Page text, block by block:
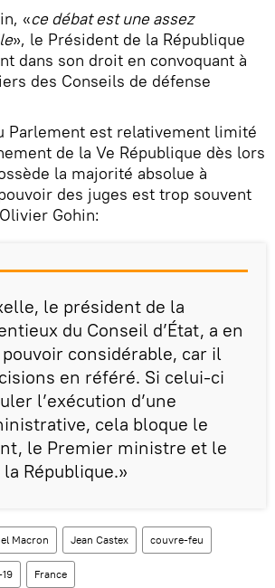
«ce débat est une assez
», le Président de la République
dans son droit en convoquant à
des Conseils de défense
Parlement est relativement limité
de la Ve République dès lors
la majorité absolue à
des juges est trop souvent
Gohin:
le président de la
du Conseil d’État, a en
considérable, car il
en référé. Si celui-ci
l’exécution d’une
cela bloque le
le Premier ministre et le
République.»
Macron Jean Castex couvre-feu
France